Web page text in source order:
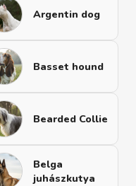
Argentin dog
Basset hound
Bearded Collie
Belga
juhászkutya